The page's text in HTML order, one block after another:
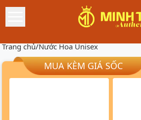
Trang chủ/Nước Hoa Unisex
MUA KÈM GIÁ SỐC